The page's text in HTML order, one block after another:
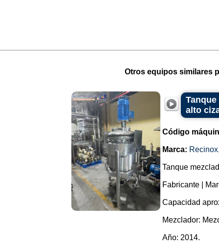
Otros equipos similares
alto
Código
Marca: Recinox
Tanque
Fabricante |
Capacidad
Mezclador:
Año: 2014.